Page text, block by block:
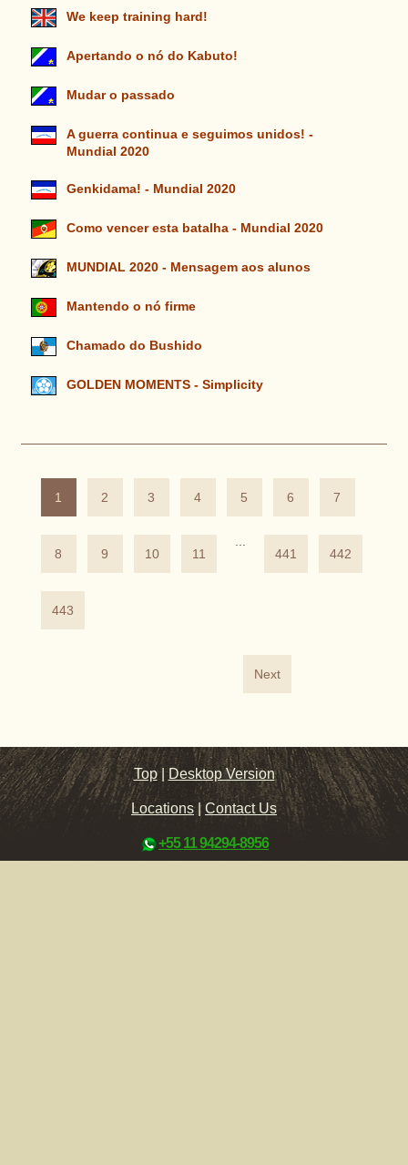
We keep training hard!
Apertando o nó do Kabuto!
Mudar o passado
A guerra continua e seguimos unidos! -
Mundial 2020
Genkidama! - Mundial 2020
Como vencer esta batalha - Mundial 2020
MUNDIAL 2020 - Mensagem aos alunos
Mantendo o nó firme
Chamado do Bushido
GOLDEN MOMENTS - Simplicity
1 2 3 4 5 6 7
8 9 10 11
...
441
442
443
Next
Top |Desktop Version
Locations|Contact Us
+55 11 94294-8956